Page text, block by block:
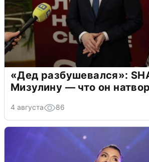
«Дед разбушевался»:
Мизулину — что он
4 августа 86